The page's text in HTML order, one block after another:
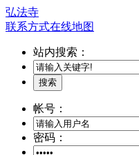
弘法寺
联系方式在线地图
站内搜索：
搜索
帐号：
密码：